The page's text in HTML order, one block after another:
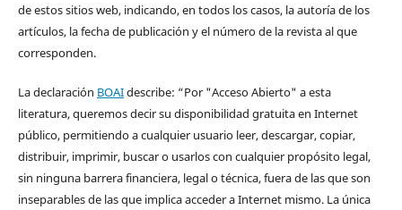
de estos sitios web, indicando, en todos los casos, la autoría de los
artículos, la fecha de publicación y el número de la revista al que
corresponden.
La declaración BOAIdescribe: “Por "Acceso Abierto" a esta
literatura, queremos decir su disponibilidad gratuita en Internet
público, permitiendo a cualquier usuario leer, descargar, copiar,
distribuir, imprimir, buscar o usarlos con cualquier propósito legal,
sin ninguna barrera financiera, legal o técnica, fuera de las que son
inseparables de las que implica acceder a Internet mismo. La única